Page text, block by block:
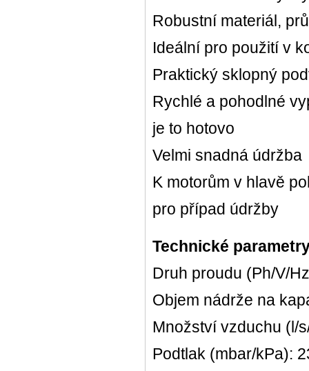
Robustní materiál,
Ideální pro použití v
Praktický sklopný
Rychlé a pohodlné
je to hotovo
Velmi snadná údržba
K motorům v hlavě
pro případ údržby
Technické
Druh proudu (Ph/V/
Objem nádrže na
Množství vzduchu (l/
Podtlak (mbar/kPa):